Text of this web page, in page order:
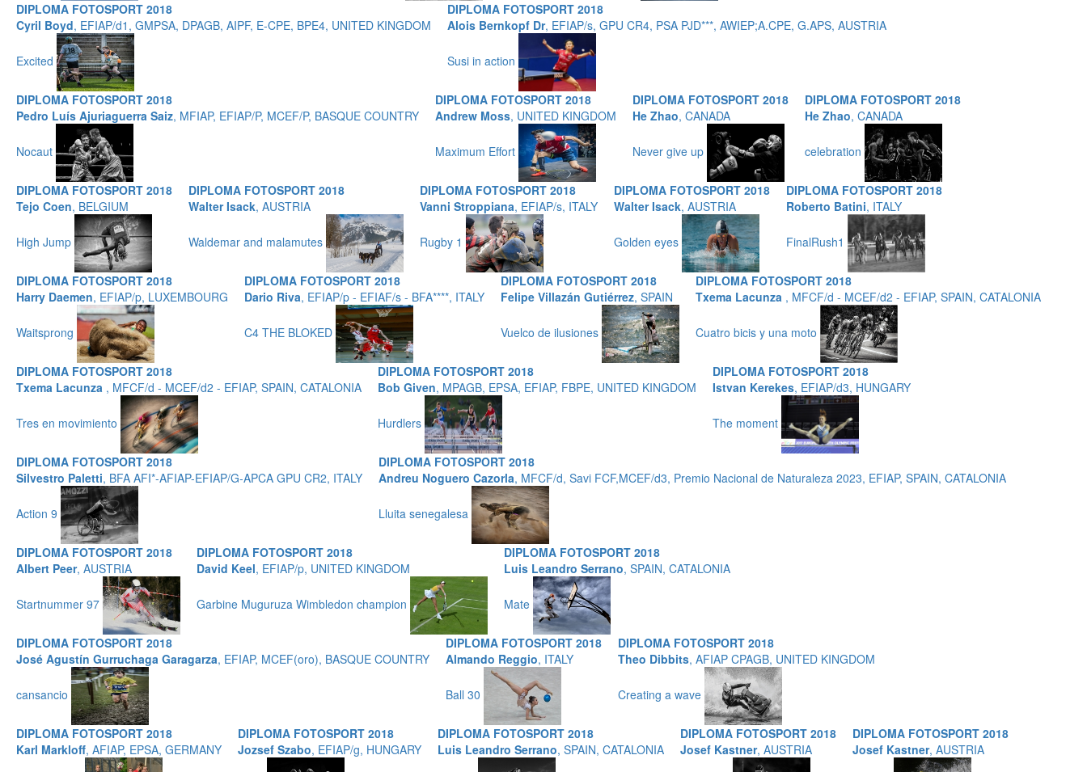
DIPLOMA FOTOSPORT 2018
Cyril Boyd, EFIAP/d1, GMPSA, DPAGB, AIPF, E-CPE, BPE4, UNITED KINGDOM
Excited
DIPLOMA FOTOSPORT 2018
Alois Bernkopf Dr, EFIAP/s, GPU CR4, PSA PJD***, AWIEP;A.CPE, G.APS, AUSTRIA
Susi in action
DIPLOMA FOTOSPORT 2018
Pedro Luís Ajuriaguerra Saiz, MFIAP, EFIAP/P, MCEF/P, BASQUE COUNTRY
Nocaut
DIPLOMA FOTOSPORT 2018
Andrew Moss, UNITED KINGDOM
Maximum Effort
DIPLOMA FOTOSPORT 2018
He Zhao, CANADA
Never give up
DIPLOMA FOTOSPORT 2018
He Zhao, CANADA
celebration
DIPLOMA FOTOSPORT 2018
Tejo Coen, BELGIUM
High Jump
DIPLOMA FOTOSPORT 2018
Walter Isack, AUSTRIA
Waldemar and malamutes
DIPLOMA FOTOSPORT 2018
Vanni Stroppiana, EFIAP/s, ITALY
Rugby 1
DIPLOMA FOTOSPORT 2018
Walter Isack, AUSTRIA
Golden eyes
DIPLOMA FOTOSPORT 2018
Roberto Batini, ITALY
FinalRush1
DIPLOMA FOTOSPORT 2018
Harry Daemen, EFIAP/p, LUXEMBOURG
Waitsprong
DIPLOMA FOTOSPORT 2018
Dario Riva, EFIAP/p - EFIAF/s - BFA****, ITALY
C4 THE BLOKED
DIPLOMA FOTOSPORT 2018
Felipe Villazán Gutiérrez, SPAIN
Vuelco de ilusiones
DIPLOMA FOTOSPORT 2018
Txema Lacunza , MFCF/d - MCEF/d2 - EFIAP, SPAIN, CATALONIA
Cuatro bicis y una moto
DIPLOMA FOTOSPORT 2018
Txema Lacunza , MFCF/d - MCEF/d2 - EFIAP, SPAIN, CATALONIA
Tres en movimiento
DIPLOMA FOTOSPORT 2018
Bob Given, MPAGB, EPSA, EFIAP, FBPE, UNITED KINGDOM
Hurdlers
DIPLOMA FOTOSPORT 2018
Istvan Kerekes, EFIAP/d3, HUNGARY
The moment
DIPLOMA FOTOSPORT 2018
Silvestro Paletti, BFA AFI*-AFIAP-EFIAP/G-APCA GPU CR2, ITALY
Action 9
DIPLOMA FOTOSPORT 2018
Andreu Noguero Cazorla, MFCF/d, Savi FCF,MCEF/d3, Premio Nacional de Naturaleza 2023, EFIAP, SPAIN, CATALONIA
Lluita senegalesa
DIPLOMA FOTOSPORT 2018
Albert Peer, AUSTRIA
Startnummer 97
DIPLOMA FOTOSPORT 2018
David Keel, EFIAP/p, UNITED KINGDOM
Garbine Muguruza Wimbledon champion
DIPLOMA FOTOSPORT 2018
Luis Leandro Serrano, SPAIN, CATALONIA
Mate
DIPLOMA FOTOSPORT 2018
José Agustín Gurruchaga Garagarza, EFIAP, MCEF(oro), BASQUE COUNTRY
cansancio
DIPLOMA FOTOSPORT 2018
Almando Reggio, ITALY
Ball 30
DIPLOMA FOTOSPORT 2018
Theo Dibbits, AFIAP CPAGB, UNITED KINGDOM
Creating a wave
DIPLOMA FOTOSPORT 2018
Karl Markloff, AFIAP, EPSA, GERMANY
DIPLOMA FOTOSPORT 2018
Jozsef Szabo, EFIAP/g, HUNGARY
DIPLOMA FOTOSPORT 2018
Luis Leandro Serrano, SPAIN, CATALONIA
DIPLOMA FOTOSPORT 2018
Josef Kastner, AUSTRIA
DIPLOMA FOTOSPORT 2018
Josef Kastner, AUSTRIA